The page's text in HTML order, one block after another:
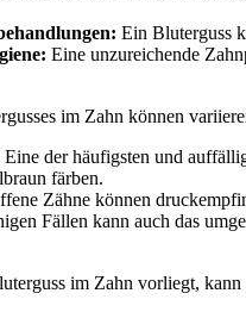
Ein Bluterguss
Eine unzureichende
im Zahn können
Eine der häufigsten und
färben.
Zähne können
Fällen kann auch das
im Zahn vorliegt,